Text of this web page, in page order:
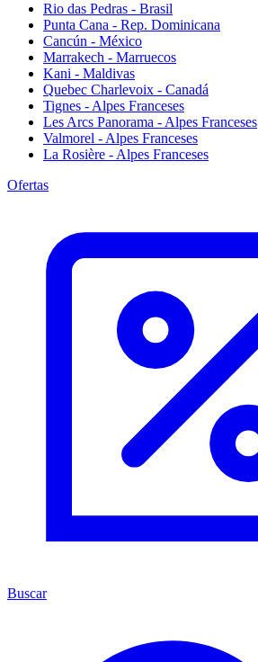
Rio das Pedras - Brasil
Punta Cana - Rep. Dominicana
Cancún - México
Marrakech - Marruecos
Kani - Maldivas
Quebec Charlevoix - Canadá
Tignes - Alpes Franceses
Les Arcs Panorama - Alpes Franceses
Valmorel - Alpes Franceses
La Rosière - Alpes Franceses
Ofertas
Buscar